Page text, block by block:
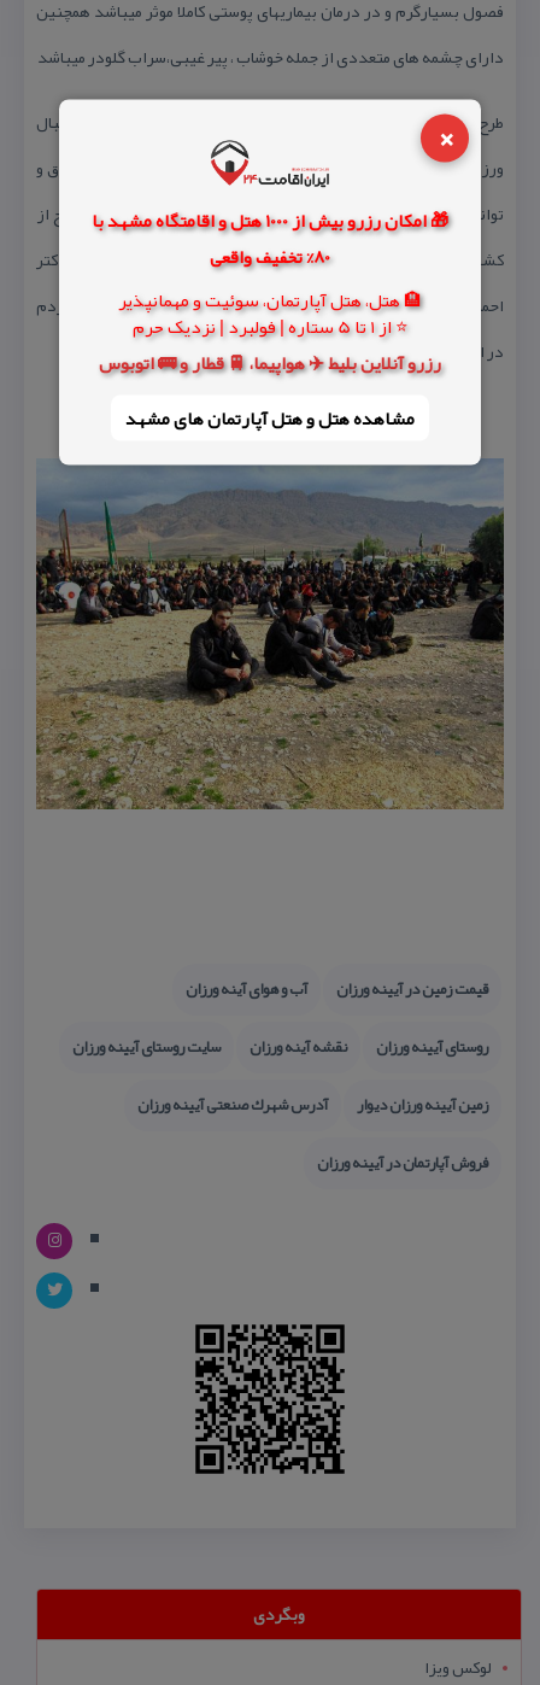
×
🎁 امکان رزرو بیش از 1000 هتل و اقامتگاه مشهد با
80% تخفیف واقعی
🏨 هتل، هتل آپارتمان، سوئیت و مهمانپذیر
⭐ از 1 تا 5 ستاره | فولبرد | نزدیک حرم
رزرو آنلاین بلیط ✈️ هواپیما، 🚆 قطار و 🚌 اتوبوس
مشاهده هتل و هتل‌ آپارتمان های مشهد
فصول بسیارگرم و در درمان بیماریهای پوستی كاملا موثر میباشد همچنین
دارای چشمه های متعددی از جمله خوشاب ، پیر غیبی،سراب گلودر میباشد
طرح هادی در این روستا اجرا شده و همچنین این روستا دارای زمین فوتبال
ورزشی بوده كه نیمه تمام مانده است روستای اینه دارای نیروهای خلاق و
توانمندی است كه با هوش سرشار خودمدارج علمی را در داخل و خارج از
كشور كسب نموده اند این روستا جدیدا به همت دولت محترم دكتر
احمدی نژاد دارای شعبه خدمات بانكی گشته و تمامی امورات بانكی مردم
در این شعبه انجام میشود
قیمت زمین در آیینه ورزان
آب و هوای آینه ورزان
روستای آیینه ورزان
نقشه آینه ورزان
سایت روستای آیینه ورزان
زمین آیینه ورزان دیوار
آدرس شهرك صنعتی آیینه ورزان
فروش آپارتمان در آیینه ورزان
وبگردی
لوکس ویزا